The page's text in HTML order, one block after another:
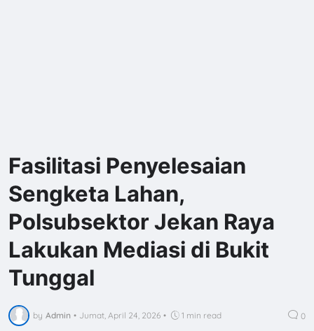
Fasilitasi Penyelesaian
Sengketa Lahan,
Polsubsektor Jekan Raya
Lakukan Mediasi di Bukit
Tunggal
by Admin • Jumat, April 24, 2026 • 1 min read 0